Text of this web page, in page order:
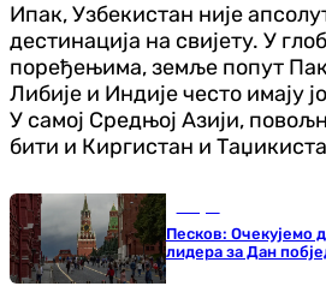
Ипак, Узбекистан није
дестинација на свијету. У
поређењима, земље попут
Либије и Индије често имају
У самој Средњој Азији,
бити и Киргистан и
Песков: Очекујемо
лидера за Дан